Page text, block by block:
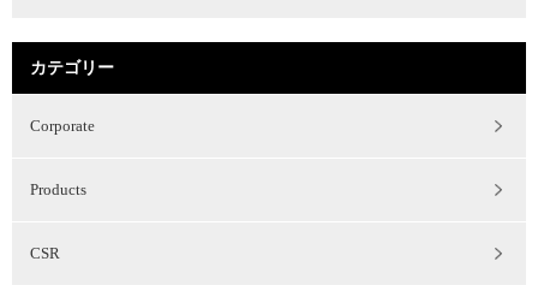
カテゴリー
Corporate
Products
CSR